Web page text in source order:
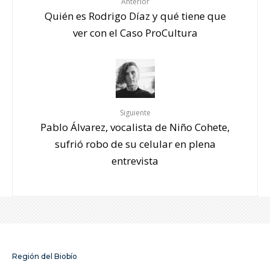
Quién es Rodrigo Díaz y qué tiene que
ver con el Caso ProCultura
Siguiente
Pablo Álvarez, vocalista de Niño Cohete,
sufrió robo de su celular en plena
entrevista
Región del Biobío